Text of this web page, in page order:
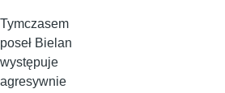
Tymczasem
poseł Bielan
występuje
agresywnie